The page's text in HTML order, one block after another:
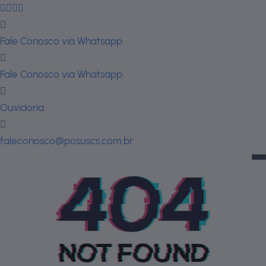
Fale Conosco via Whatsapp
Fale Conosco via Whatsapp
Ouvidoria
faleconosco@posuscs.com.br